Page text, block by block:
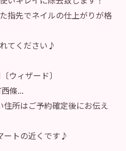
指先でネイルの仕上がりが格
てください♪
ウィザード〕
條...
住所はご予約確定後にお伝え
ートの近くです♪